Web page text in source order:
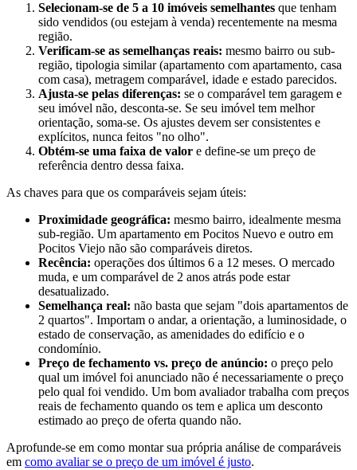
Selecionam-se de 5 a 10 imóveis semelhantes que tenham
sido vendidos (ou estejam à venda) recentemente na mesma
região.
Verificam-se as semelhanças reais: mesmo bairro ou sub-
região, tipologia similar (apartamento com apartamento, casa
com casa), metragem comparável, idade e estado parecidos.
Ajusta-se pelas diferenças: se o comparável tem garagem e
seu imóvel não, desconta-se. Se seu imóvel tem melhor
orientação, soma-se. Os ajustes devem ser consistentes e
explícitos, nunca feitos "no olho".
Obtém-se uma faixa de valor e define-se um preço de
referência dentro dessa faixa.
As chaves para que os comparáveis sejam úteis:
Proximidade geográfica: mesmo bairro, idealmente mesma
sub-região. Um apartamento em Pocitos Nuevo e outro em
Pocitos Viejo não são comparáveis diretos.
Recência: operações dos últimos 6 a 12 meses. O mercado
muda, e um comparável de 2 anos atrás pode estar
desatualizado.
Semelhança real: não basta que sejam "dois apartamentos de
2 quartos". Importam o andar, a orientação, a luminosidade, o
estado de conservação, as amenidades do edifício e o
condomínio.
Preço de fechamento vs. preço de anúncio: o preço pelo
qual um imóvel foi anunciado não é necessariamente o preço
pelo qual foi vendido. Um bom avaliador trabalha com preços
reais de fechamento quando os tem e aplica um desconto
estimado ao preço de oferta quando não.
Aprofunde-se em como montar sua própria análise de comparáveis
em como avaliar se o preço de um imóvel é justo.